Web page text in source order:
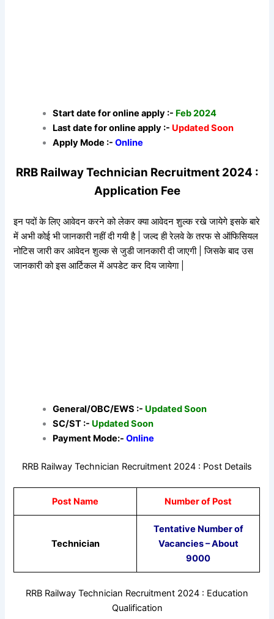
Start date for online apply :- Feb 2024
Last date for online apply :- Updated Soon
Apply Mode :- Online
RRB Railway Technician Recruitment 2024 :
Application Fee
इन पदों के लिए आवेदन करने को लेकर क्या आवेदन शुल्क रखे जायेगे इसके बारे
में अभी कोई भी जानकारी नहीं दी गयी है | जल्द ही रेलवे के तरफ से ऑफिसियल
नोटिस जारी कर आवेदन शुल्क से जुडी जानकारी दी जाएगी | जिसके बाद उस
जानकारी को इस आर्टिकल में अपडेट कर दिय जायेगा |
General/OBC/EWS :- Updated Soon
SC/ST :- Updated Soon
Payment Mode:-Online
RRB Railway Technician Recruitment 2024 : Post Details
Post Name Number of Post
Technician
Tentative Number of
Vacancies – About
9000
RRB Railway Technician Recruitment 2024 : Education
Qualification